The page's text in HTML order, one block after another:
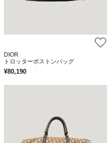
DIOR
トロッターボストンバッグ
¥80,190